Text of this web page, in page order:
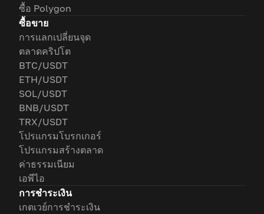
ซื้อ Polygon
ซื้อขาย
การแลกเปลี่ยนจุด
ตลาดคริปโต
BTC/USDT
ETH/USDT
SOL/USDT
BNB/USDT
TRX/USDT
โปรแกรมโบรกเกอร์
โปรแกรมสร้างตลาด
ค่าธรรมเนียม
เอพีไอ
การชำระเงิน
เกตเวย์การชำระเงิน